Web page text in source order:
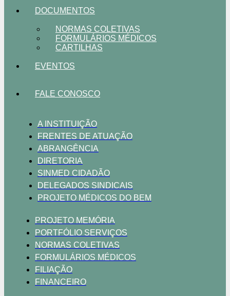
DOCUMENTOS
NORMAS COLETIVAS
FORMULÁRIOS MÉDICOS
CARTILHAS
EVENTOS
FALE CONOSCO
A INSTITUIÇÃO
FRENTES DE ATUAÇÃO
ABRANGÊNCIA
DIRETORIA
SINMED CIDADÃO
DELEGADOS SINDICAIS
PROJETO MÉDICOS DO BEM
PROJETO MEMÓRIA
PORTFÓLIO SERVIÇOS
NORMAS COLETIVAS
FORMULÁRIOS MÉDICOS
FILIAÇÃO
FINANCEIRO